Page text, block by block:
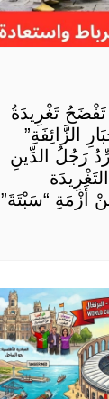
تَغْرِيدَةُ
الزَّائِفَةِ”
رَجُلُ الدِّينِ
أَزْمَةِ “سَبْتَةَ”